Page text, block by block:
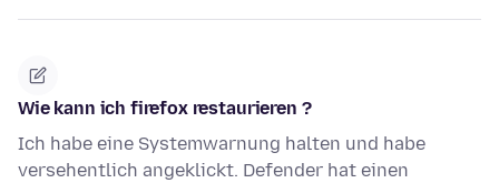
Wie kann ich firefox restaurieren ?
Ich habe eine Systemwarnung halten und habe
versehentlich angeklickt. Defender hat einen